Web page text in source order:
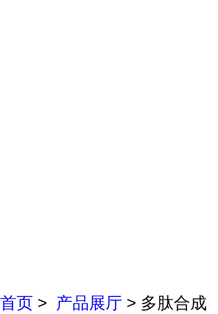
首页 > 产品展厅 > 多肽合成